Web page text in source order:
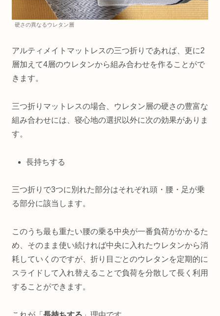
硬さの異なるウレタン層
アルティメイトマットレスの三つ折りであれば、更に2
層加えて4層のウレタンから組み合わせを作ることがで
きます。
三つ折りマットレスの場合、ウレタン層の硬さの豊富な
組み合わせには、寝心地の選択以外に次の効果がありま
す。
長持ちする
三つ折りで3つに別れた部分はそれぞれ頭・腰・足が乗
る部分に該当します。
このうち最も重たい腰の乗る中央が一番負荷がかかるた
め、そのまま使い続ければ中央に入れたウレタンから消
耗していくのですが、折り目ごとのウレタンを定期的に
スライドして入れ替えることで負荷を分散して長く利用
することができます。